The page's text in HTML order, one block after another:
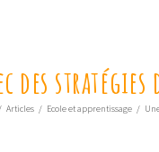
des
/ Articles / Ecole et apprentissage /